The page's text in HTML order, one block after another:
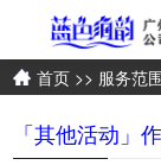
首页 >> 服务范
「其他活动」